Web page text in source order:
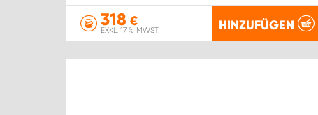
318 €
EXKL. 17 % MWST. HINZUFÜGEN